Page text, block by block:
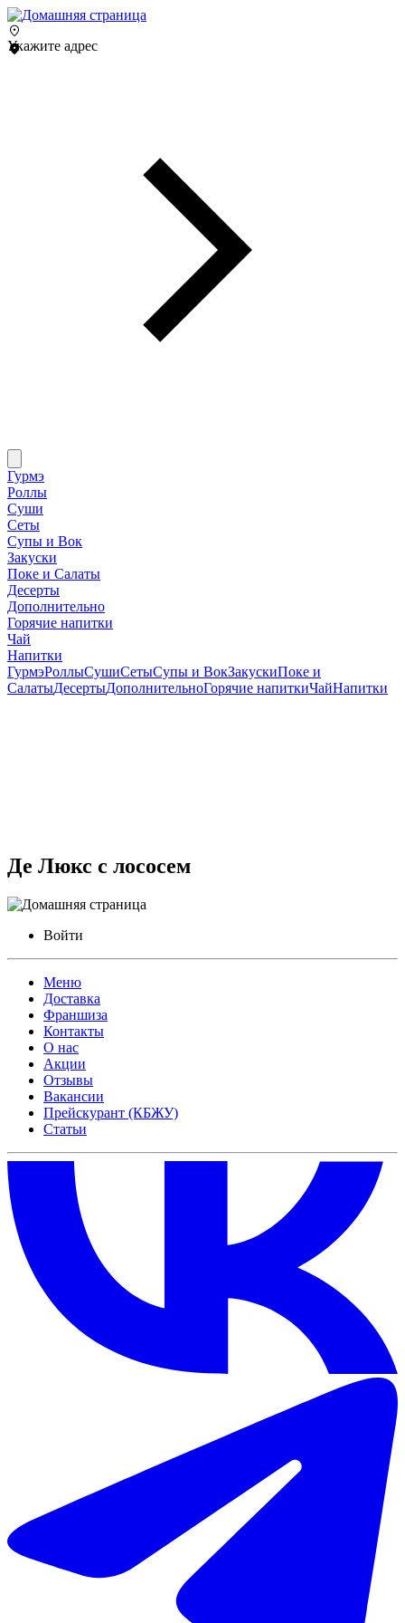
Укажите адрес
Гурмэ
Роллы
Суши
Сеты
Супы и Вок
Закуски
Поке и Салаты
Десерты
Дополнительно
Горячие напитки
Чай
Напитки
ГурмэРоллыСушиСетыСупы и ВокЗакускиПоке и
СалатыДесертыДополнительноГорячие напиткиЧайНапитки
Де Люкс с лососем
Войти
Меню
Доставка
Франшиза
Контакты
О нас
Акции
Отзывы
Вакансии
Прейскурант (КБЖУ)
Статьи